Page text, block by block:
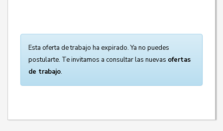
Esta oferta de trabajo ha expirado. Ya no puedes
postularte. Te invitamos a consultar las nuevas ofertas
de trabajo.